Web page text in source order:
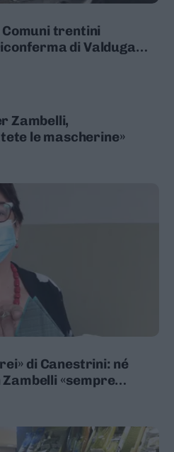
trentini
di Valduga
va in mano alla
Zambelli,
le mascherine»
di Canestrini: né
Zambelli «sempre